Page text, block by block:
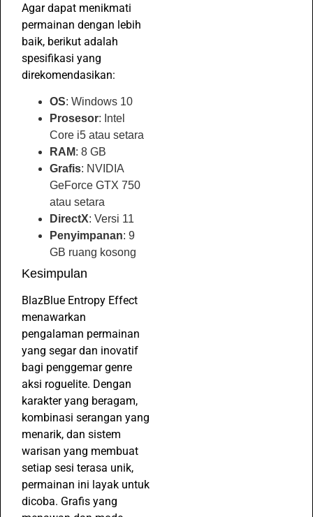
Agar dapat menikmati
permainan dengan lebih
baik, berikut adalah
spesifikasi yang
direkomendasikan:
OS: Windows 10
Prosesor: Intel
Core i5 atau setara
RAM: 8 GB
Grafis: NVIDIA
GeForce GTX 750
atau setara
DirectX: Versi 11
Penyimpanan: 9
GB ruang kosong
Kesimpulan
BlazBlue Entropy Effect
menawarkan
pengalaman permainan
yang segar dan inovatif
bagi penggemar genre
aksi roguelite. Dengan
karakter yang beragam,
kombinasi serangan yang
menarik, dan sistem
warisan yang membuat
setiap sesi terasa unik,
permainan ini layak untuk
dicoba. Grafis yang